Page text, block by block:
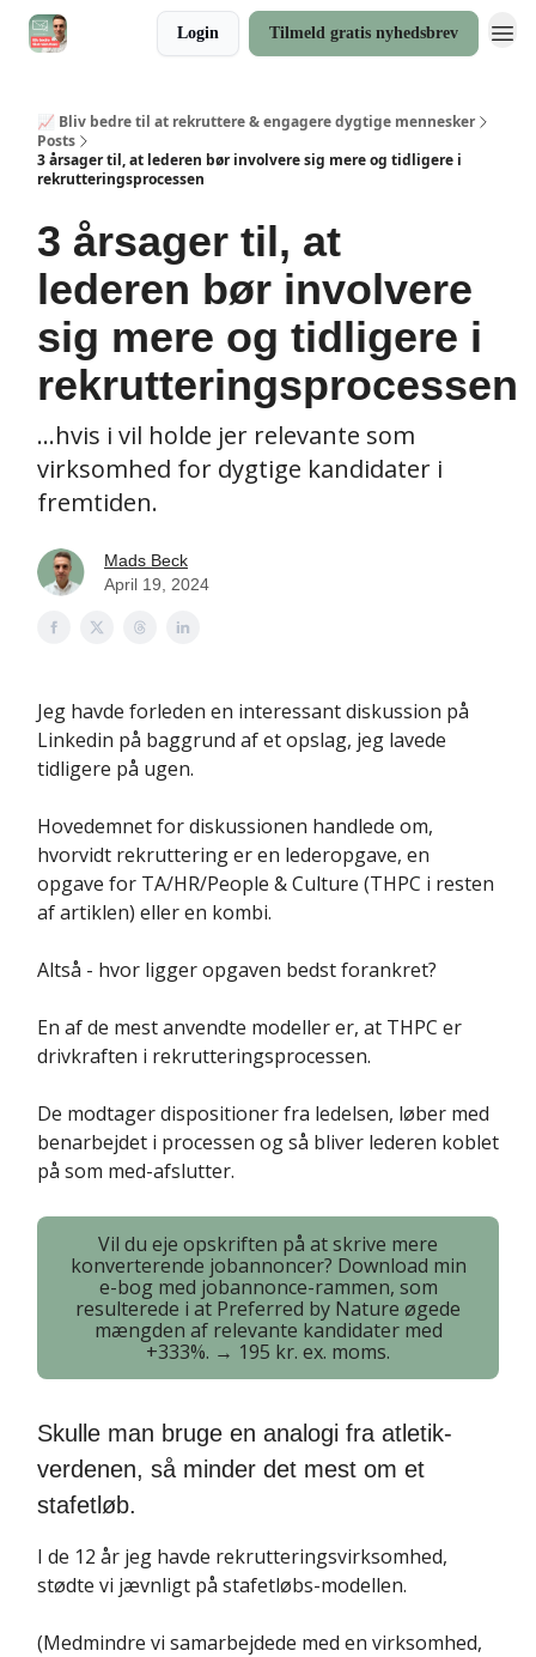
Login Tilmeld gratis nyhedsbrev
📈 Bliv bedre til at rekruttere & engagere dygtige mennesker
Posts
3 årsager til, at lederen bør involvere sig mere og tidligere i
rekrutteringsprocessen
3 årsager til, at
lederen bør involvere
sig mere og tidligere i
rekrutteringsprocessen
...hvis i vil holde jer relevante som
virksomhed for dygtige kandidater i
fremtiden.
Mads Beck
April 19, 2024
Jeg havde forleden en interessant diskussion på
Linkedin på baggrund af et opslag, jeg lavede
tidligere på ugen.
Hovedemnet for diskussionen handlede om,
hvorvidt rekruttering er en lederopgave, en
opgave for TA/HR/People & Culture (THPC i resten
af artiklen) eller en kombi.
Altså - hvor ligger opgaven bedst forankret?
En af de mest anvendte modeller er, at THPC er
drivkraften i rekrutteringsprocessen.
De modtager dispositioner fra ledelsen, løber med
benarbejdet i processen og så bliver lederen koblet
på som med-afslutter.
Vil du eje opskriften på at skrive mere
konverterende jobannoncer? Download min
e-bog med jobannonce-rammen, som
resulterede i at Preferred by Nature øgede
mængden af relevante kandidater med
+333%. → 195 kr. ex. moms.
Skulle man bruge en analogi fra atletik-
verdenen, så minder det mest om et
stafetløb.
I de 12 år jeg havde rekrutteringsvirksomhed,
stødte vi jævnligt på stafetløbs-modellen.
(Medmindre vi samarbejdede med en virksomhed,